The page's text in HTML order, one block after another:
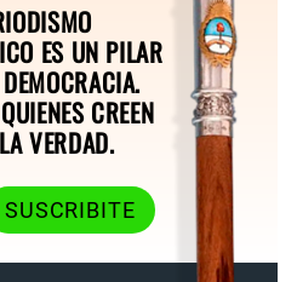
ES UN PILAR
CREEN
VERDAD.
SUSCRIBITE